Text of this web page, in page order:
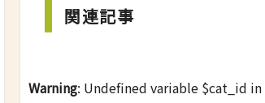
関連記事
Warning: Undefined variable $cat_id in